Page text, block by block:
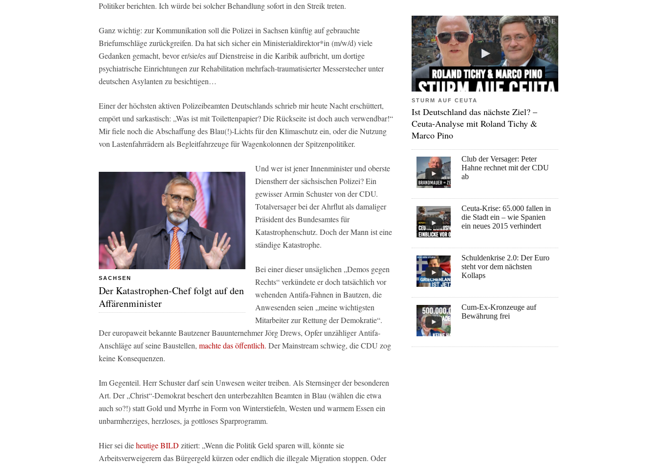
Politiker berichten. Ich würde bei solcher Behandlung sofort in den Streik treten.
Ganz wichtig: zur Kommunikation soll die Polizei in Sachsen künftig auf gebrauchte
Briefumschläge zurückgreifen. Da hat sich sicher ein Ministerialdirektor*in (m/w/d) viele
Gedanken gemacht, bevor er/sie/es auf Dienstreise in die Karibik aufbricht, um dortige
psychiatrische Einrichtungen zur Rehabilitation mehrfach-traumatisierter Messerstecher unter
deutschen Asylanten zu besichtigen…
Einer der höchsten aktiven Polizeibeamten Deutschlands schrieb mir heute Nacht erschüttert,
empört und sarkastisch: „Was ist mit Toilettenpapier? Die Rückseite ist doch auch verwendbar!“
Mir fiele noch die Abschaffung des Blau(!)-Lichts für den Klimaschutz ein, oder die Nutzung
von Lastenfahrrädern als Begleitfahrzeuge für Wagenkolonnen der Spitzenpolitiker.
SACHSEN
Der Katastrophen-Chef folgt auf den
Affärenminister
Und wer ist jener Innenminister und oberste
Dienstherr der sächsischen Polizei? Ein
gewisser Armin Schuster von der CDU.
Totalversager bei der Ahrflut als damaliger
Präsident des Bundesamtes für
Katastrophenschutz. Doch der Mann ist eine
ständige Katastrophe.
Bei einer dieser unsäglichen „Demos gegen
Rechts“ verkündete er doch tatsächlich vor
wehenden Antifa-Fahnen in Bautzen, die
Anwesenden seien „meine wichtigsten
Mitarbeiter zur Rettung der Demokratie“.
Der europaweit bekannte Bautzener Bauunternehmer Jörg Drews, Opfer unzähliger Antifa-
Anschläge auf seine Baustellen, machte das öffentlich. Der Mainstream schwieg, die CDU zog
keine Konsequenzen.
Im Gegenteil. Herr Schuster darf sein Unwesen weiter treiben. Als Sternsinger der besonderen
Art. Der „Christ“-Demokrat beschert den unterbezahlten Beamten in Blau (wählen die etwa
auch so?!) statt Gold und Myrrhe in Form von Winterstiefeln, Westen und warmem Essen ein
unbarmherziges, herzloses, ja gottloses Sparprogramm.
Hier sei dieheutige BILD zitiert: „Wenn die Politik Geld sparen will, könnte sie
Arbeitsverweigerern das Bürgergeld kürzen oder endlich die illegale Migration stoppen. Oder
STURM AUF CEUTA
Ist Deutschland das nächste Ziel? –
Ceuta-Analyse mit Roland Tichy &
Marco Pino
Club der Versager: Peter
Hahne rechnet mit der CDU
ab
Ceuta-Krise: 65.000 fallen in
die Stadt ein – wie Spanien
ein neues 2015 verhindert
Schuldenkrise 2.0: Der Euro
steht vor dem nächsten
Kollaps
Cum-Ex-Kronzeuge auf
Bewährung frei